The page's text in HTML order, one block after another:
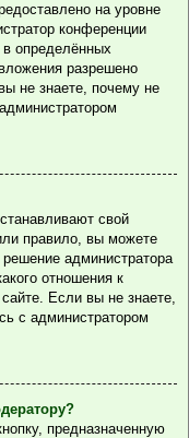
на уровне
конференции
определённых
разрешено
не знаете, почему не
свой
правило, вы можете
администратора
отношения к
Если вы не знаете,
с администратором
предназначенную